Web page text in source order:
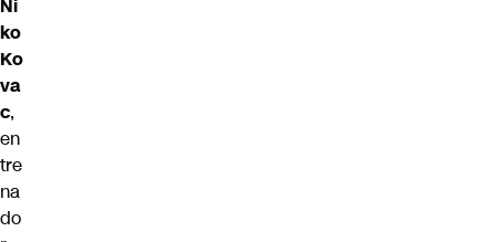
Ni
ko
Ko
va
c,
en
tre
na
do